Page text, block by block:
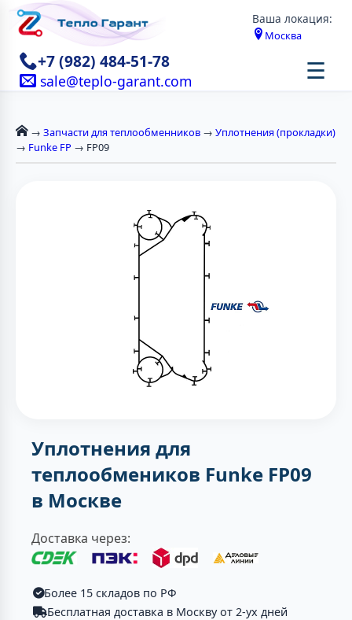
Ваша локация:
Москва
+7 (982) 484-51-78
sale@teplo-garant.com ☰
→ Запчасти для теплообменников → Уплотнения (прокладки)
→ Funke FP → FP09
Уплотнения для
теплообмеников Funke FP09
в Москве
Доставка через:
Более 15 складов по РФ
Бесплатная доставка в Москву от 2-ух дней